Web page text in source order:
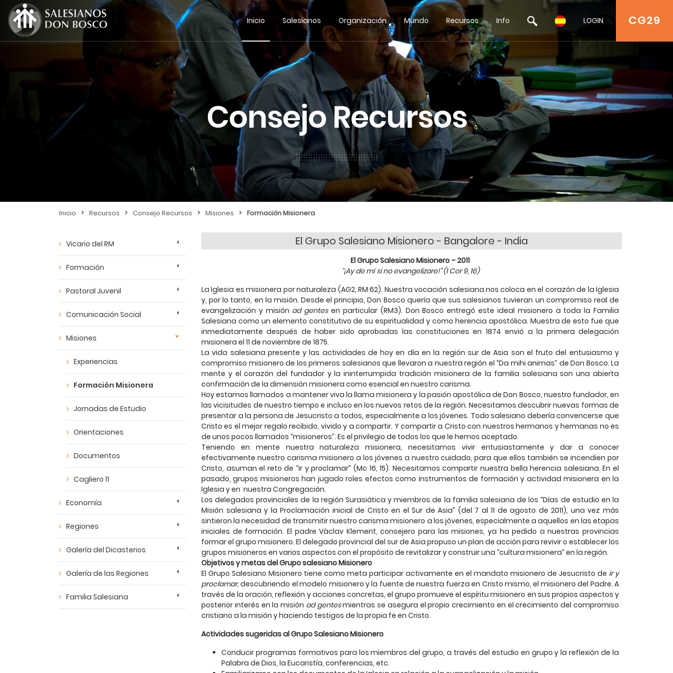
CG29
Inicio Salesianos Organización Mundo Recursos Info LOGIN
Consejo Recursos
Inicio > Recursos > Consejo Recursos > Misiones > Formación Misionera
Vicario del RM
Formación
Pastoral Juvenil
Comunicación Social
Misiones
Experiencias
Formación Misionera
Jornadas de Estudio
Orientaciones
Documentos
Cagliero 11
Economía
Regiones
Galería del Dicasterios
Galería de las Regiones
Familia Salesiana
El Grupo Salesiano Misionero - Bangalore - India
El Grupo Salesiano Misionero – 2011
“¡Ay de mí si no evangelizare!” (1 Cor 9, 16)
La Iglesia es misionera por naturaleza (AG2, RM 62). Nuestra vocación salesiana nos coloca en el corazón de la Iglesia
y, por lo tanto, en la misión. Desde el principio, Don Bosco quería que sus salesianos tuvieran un compromiso real de
evangelización y misión ad gentesen particular (RM3). Don Bosco entregó este ideal misionero a toda la Familia
Salesiana como un elemento constitutivo de su espiritualidad y como herencia apostólica. Muestra de esto fue que
inmediatamente después de haber sido aprobadas las constituciones en 1874 envió a la primera delegación
misionera el 11 de noviembre de 1875.
La vida salesiana presente y las actividades de hoy en día en la región sur de Asia son el fruto del entusiasmo y
compromiso misionero de los primeros salesianos que llevaron a nuestra región el “Da mihi animas” de Don Bosco. La
mente y el corazón del fundador y la ininterrumpida tradición misionera de la familia salesiana son una abierta
confirmación de la dimensión misionera como esencial en nuestro carisma.
Hoy estamos llamados a mantener viva la llama misionera y la pasión apostólica de Don Bosco, nuestro fundador, en
las vicisitudes de nuestro tiempo e incluso en los nuevos retos de la región. Necesitamos descubrir nuevas formas de
presentar a la persona de Jesucristo a todos, especialmente a los jóvenes. Todo salesiano debería convencerse que
Cristo es el mejor regalo recibido, vivido y a compartir. Y compartir a Cristo con nuestros hermanos y hermanas no es
de unos pocos llamados “misioneros”. Es el privilegio de todos los que le hemos aceptado.
Teniendo en mente nuestra naturaleza misionera, necesitamos vivir entusiastamente y dar a conocer
efectivamente nuestro carisma misionero a los jóvenes a nuestro cuidado, para que ellos también se incendien por
Cristo, asuman el reto de “ir y proclamar” (Mc 16, 15). Necesitamos compartir nuestra bella herencia salesiana. En el
pasado, grupos misioneros han jugado roles efectos como instrumentos de formación y actividad misionera en la
Iglesia y en nuestra Congregación.
Los delegados provinciales de la región Surasiática y miembros de la familia salesiana de los “Días de estudio en la
Misión salesiana y la Proclamación inicial de Cristo en el Sur de Asia” (del 7 al 11 de agosto de 2011), una vez más
sintieron la necesidad de transmitir nuestro carisma misionero a los jóvenes, especialmente a aquellos en las etapas
iniciales de formación. El padre Vàclav Klement, consejero para las misiones, ya ha pedido a nuestras provincias
formar el grupo misionero. El delegado provincial del sur de Asia propuso un plan de acción para revivir o establecer los
grupos misioneros en varios aspectos con el propósito de revitalizar y construir una “cultura misionera” en la región.
Objetivos y metas del Grupo salesiano Misionero
El Grupo Salesiano Misionero tiene como meta participar activamente en el mandato misionero de Jesucristo de ir y
proclamar, descubriendo el modelo misionero y la fuente de nuestra fuerza en Cristo mismo, el misionero del Padre. A
través de la oración, reflexión y acciones concretas, el grupo promueve el espíritu misionero en sus propios aspectos y
posterior interés en la misión ad gentesmientras se asegura el propio crecimiento en el crecimiento del compromiso
cristiano a la misión y haciendo testigos de la propia fe en Cristo.
Actividades sugeridas al Grupo Salesiano Misionero
Conducir programas formativos para los miembros del grupo, a través del estudio en grupo y la reflexión de la
Palabra de Dios, la Eucaristía, conferencias, etc.